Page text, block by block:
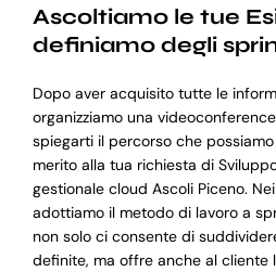
Ascoltiamo le tue
definiamo degli
Dopo aver acquisito tutte le
organizziamo una
spiegarti il percorso che
merito alla tua richiesta di
gestionale cloud Ascoli Piceno.
adottiamo il metodo di lavoro a
non solo ci consente di
definite, ma offre anche al cliente